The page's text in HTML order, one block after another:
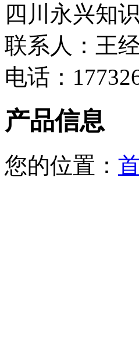
四川永兴知
联系人：王
电话：
产品信息
您的位置：